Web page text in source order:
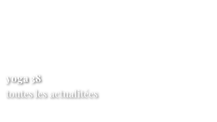
yoga 38
toutes les actualitées